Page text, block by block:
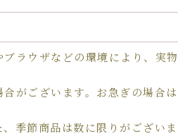
ラウザなどの環境により、実物
がございます。お急ぎの場合は
季節商品は数に限りがございま